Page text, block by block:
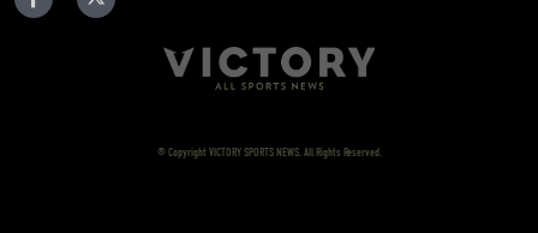
© Copyright VICTORY SPORTS NEWS. All Rights Reserved.